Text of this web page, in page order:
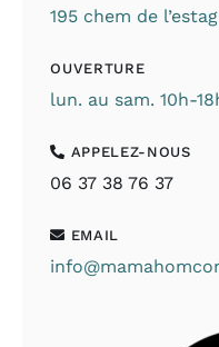
195 chem de
OUVERTURE
lun. au sam. 10h-
APPELEZ-NOUS
06 37 38 76 37
EMAIL